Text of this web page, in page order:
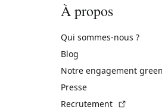
À propos
Qui sommes-nous ?
Blog
Notre engagement green
Presse
Recrutement